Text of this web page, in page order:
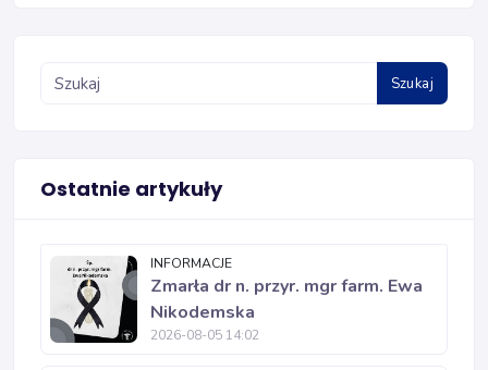
Szukaj
Ostatnie artykuły
INFORMACJE
Zmarła dr n. przyr. mgr farm. Ewa
Nikodemska
2026-08-05 14:02